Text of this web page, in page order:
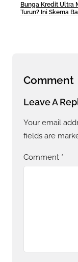
Bunga Kredit Ultra
Turun? Ini Skema
Comment
Leave A
Your email
fields are
Comment *